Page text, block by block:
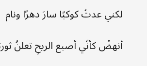
لكني عدتُ كوكبًا سارَ دهرًا ونام
أنهضُ كأنّي أصبع الريحِ تعلنُ